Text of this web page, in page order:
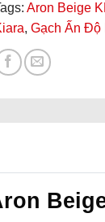
Aron Beige
, Gạch Ấn Độ